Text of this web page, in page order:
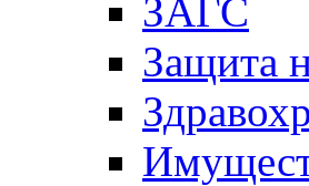
ЗАГС
Защита